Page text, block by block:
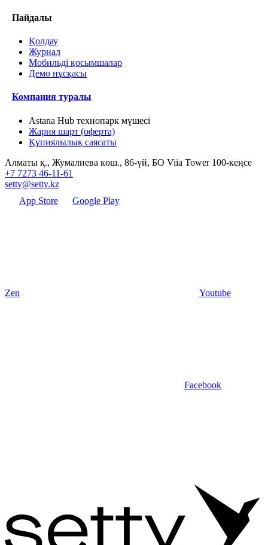
Пайдалы
Қолдау
Журнал
Мобильді қосымшалар
Демо нұсқасы
Компания туралы
Astana Hub технопарк мүшесі
Жария шарт (оферта)
Құпиялылық саясаты
Алматы қ., Жумалиева көш., 86-үй, БО Viia Tower 100-кеңсе
+7 7273 46-11-61
setty@setty.kz
App Store
Google Play
Zen Youtube
Facebook